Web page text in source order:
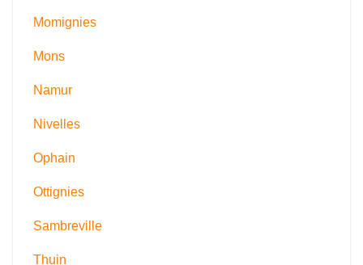
Momignies
Mons
Namur
Nivelles
Ophain
Ottignies
Sambreville
Thuin